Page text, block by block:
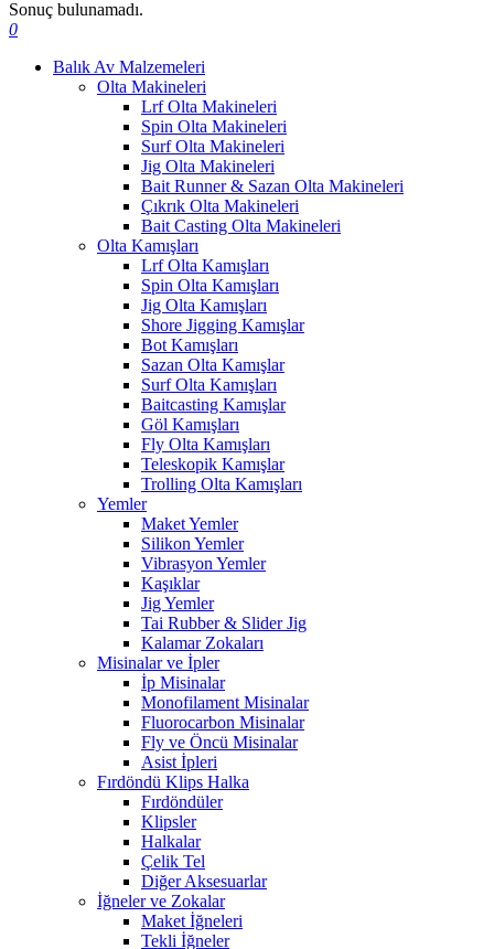
Sonuç bulunamadı.
0
Balık Av Malzemeleri
Olta Makineleri
Lrf Olta Makineleri
Spin Olta Makineleri
Surf Olta Makineleri
Jig Olta Makineleri
Bait Runner & Sazan Olta Makineleri
Çıkrık Olta Makineleri
Bait Casting Olta Makineleri
Olta Kamışları
Lrf Olta Kamışları
Spin Olta Kamışları
Jig Olta Kamışları
Shore Jigging Kamışlar
Bot Kamışları
Sazan Olta Kamışlar
Surf Olta Kamışları
Baitcasting Kamışlar
Göl Kamışları
Fly Olta Kamışları
Teleskopik Kamışlar
Trolling Olta Kamışları
Yemler
Maket Yemler
Silikon Yemler
Vibrasyon Yemler
Kaşıklar
Jig Yemler
Tai Rubber & Slider Jig
Kalamar Zokaları
Misinalar ve İpler
İp Misinalar
Monofilament Misinalar
Fluorocarbon Misinalar
Fly ve Öncü Misinalar
Asist İpleri
Fırdöndü Klips Halka
Fırdöndüler
Klipsler
Halkalar
Çelik Tel
Diğer Aksesuarlar
İğneler ve Zokalar
Maket İğneleri
Tekli İğneler